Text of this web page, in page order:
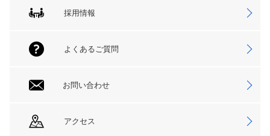
採用情報
よくあるご質問
お問い合わせ
アクセス